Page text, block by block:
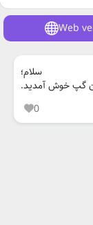
Web
سلام؛
گپ خوش آمدید.
0